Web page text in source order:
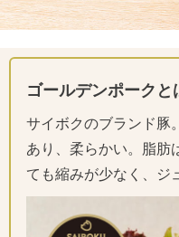
ゴールデンポークと
サイボクのブランド豚
あり、柔らかい。脂肪
ても縮みが少なく、ジ